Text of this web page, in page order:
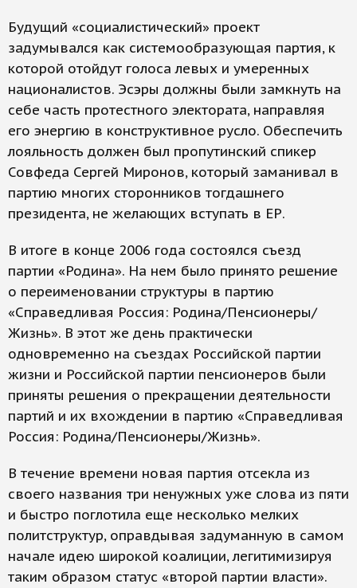
Будущий «социалистический» проект
задумывался как системообразующая партия, к
которой отойдут голоса левых и умеренных
националистов. Эсэры должны были замкнуть на
себе часть протестного электората, направляя
его энергию в конструктивное русло. Обеспечить
лояльность должен был пропутинский спикер
Совфеда Сергей Миронов, который заманивал в
партию многих сторонников тогдашнего
президента, не желающих вступать в ЕР.
В итоге в конце 2006 года состоялся съезд
партии «Родина». На нем было принято решение
о переименовании структуры в партию
«Справедливая Россия: Родина/Пенсионеры/
Жизнь». В этот же день практически
одновременно на съездах Российской партии
жизни и Российской партии пенсионеров были
приняты решения о прекращении деятельности
партий и их вхождении в партию «Справедливая
Россия: Родина/Пенсионеры/Жизнь».
В течение времени новая партия отсекла из
своего названия три ненужных уже слова из пяти
и быстро поглотила еще несколько мелких
политструктур, оправдывая задуманную в самом
начале идею широкой коалиции, легитимизируя
таким образом статус «второй партии власти».